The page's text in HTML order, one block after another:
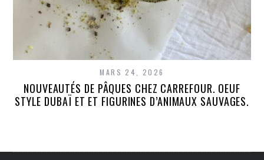
MARS 24, 2026
NOUVEAUTÉS DE PÂQUES CHEZ CARREFOUR. OEUF
STYLE DUBAÏ ET ET FIGURINES D’ANIMAUX SAUVAGES.